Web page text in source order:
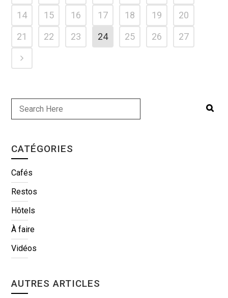
14
15 16 17 18 19
20
21
22 23 24 25 26 27
CATÉGORIES
Cafés
Restos
Hôtels
À faire
Vidéos
AUTRES ARTICLES